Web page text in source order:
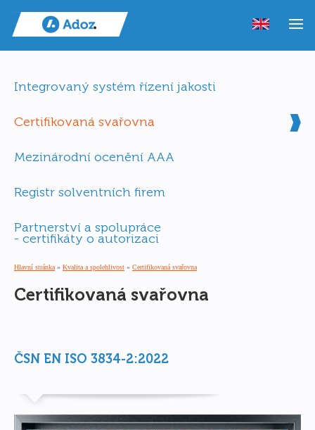
Integrovaný systém řízení jakosti
Certifikovaná svařovna
Mezinárodní ocenění AAA
Registr solventních firem
Partnerství a spolupráce
- certifikáty o autorizaci
Hlavní stránka » Kvalita a spolehlivost » Certifikovaná svařovna
Certifikovaná svařovna
ČSN EN ISO 3834-2:2022